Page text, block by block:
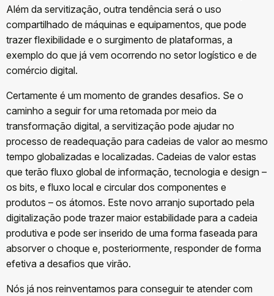
Além da servitização, outra tendência será o uso
compartilhado de máquinas e equipamentos, que pode
trazer flexibilidade e o surgimento de plataformas, a
exemplo do que já vem ocorrendo no setor logístico e de
comércio digital.
Certamente é um momento de grandes desafios. Se o
caminho a seguir for uma retomada por meio da
transformação digital, a servitização pode ajudar no
processo de readequação para cadeias de valor ao mesmo
tempo globalizadas e localizadas. Cadeias de valor estas
que terão fluxo global de informação, tecnologia e design –
os bits, e fluxo local e circular dos componentes e
produtos – os átomos. Este novo arranjo suportado pela
digitalização pode trazer maior estabilidade para a cadeia
produtiva e pode ser inserido de uma forma faseada para
absorver o choque e, posteriormente, responder de forma
efetiva a desafios que virão.
Nós já nos reinventamos para conseguir te atender com